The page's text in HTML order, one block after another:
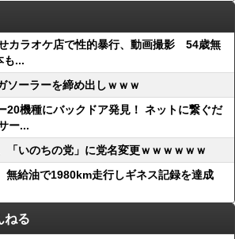
カラオケ店で性的暴行、動画撮影 54歳無
...
ソーラーを締め出しｗｗｗ
20機種にバックドア発見！ ネットに繋ぐだ
ー...
「いのちの党」に党名変更ｗｗｗｗｗｗ
無給油で1980km走行しギネス記録を達成
ねる